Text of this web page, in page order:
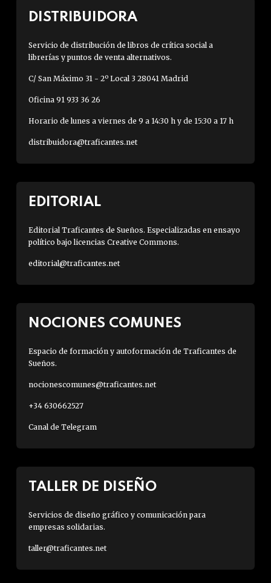
DISTRIBUIDORA
Servicio de distribución de libros de crítica social a
librerías y puntos de venta alternativos.
C/ San Máximo 31 - 2º Local 3 28041 Madrid
Oficina 91 933 36 26
Horario de lunes a viernes de 9 a 14:30 h y de 15:30 a 17 h
distribuidora@traficantes.net
EDITORIAL
Editorial Traficantes de Sueños. Especializadas en ensayo
político bajo licencias Creative Commons.
editorial@traficantes.net
NOCIONES COMUNES
Espacio de formación y autoformación de Traficantes de
Sueños.
nocionescomunes@traficantes.net
+34 630662527
Canal de Telegram
TALLER DE DISEÑO
Servicios de diseño gráfico y comunicación para
empresas solidarias.
taller@traficantes.net